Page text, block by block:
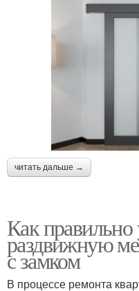
читать дальше →
Как правильно
раздвижную
с замком
В процессе ремонта